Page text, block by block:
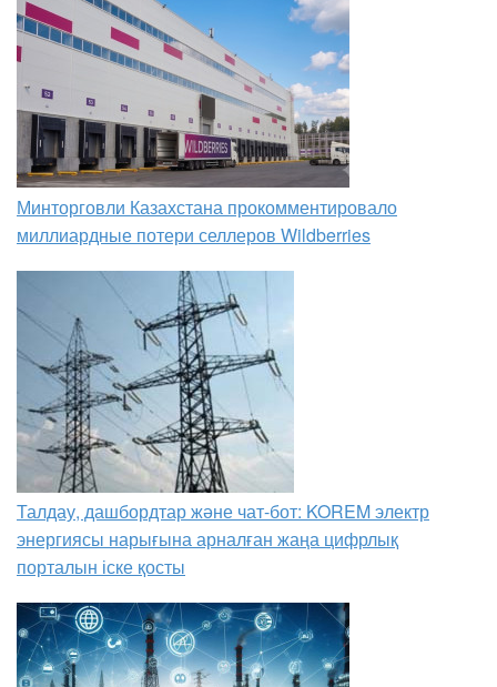
Минторговли Казахстана прокомментировало
миллиардные потери селлеров Wildberries
Талдау, дашбордтар және чат-бот: KOREM электр
энергиясы нарығына арналған жаңа цифрлық
порталын іске қосты